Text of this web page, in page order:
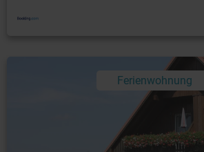
Ferienwohnung